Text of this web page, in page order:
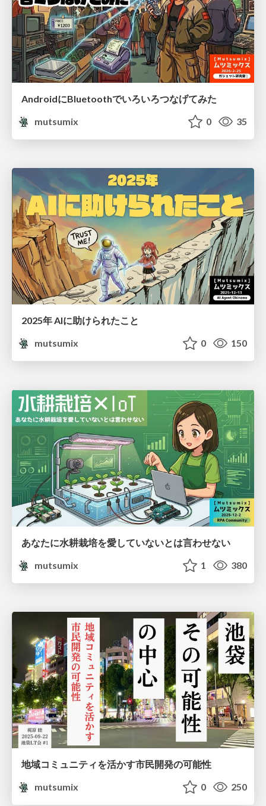
AndroidにBluetoothでいろいろつなげてみた
mutsumix
0 35
2025年 AIに助けられたこと
mutsumix
0 150
あなたに水耕栽培を愛していないとは言わせない
mutsumix
1 380
地域コミュニティを活かす市民開発の可能性
mutsumix
0 250